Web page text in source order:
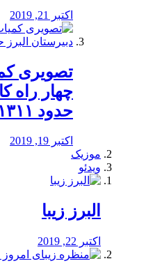
اکتبر 21, 2019
️تصویری
چهار راه
حدود ۱۳۱۱ه ش
اکتبر 19, 2019
موزیک
ویدئو
البرز زیبا
اکتبر 22, 2019